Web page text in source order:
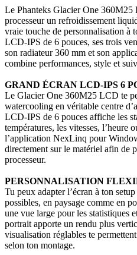
Le Phanteks Glacier One
processeur un refroidissement
vraie touche de personnalisation à
LCD-IPS de 6 pouces, ses trois
son radiateur 360 mm et son
combine performances, style et
GRAND ÉCRAN LCD-IPS 6
Le Glacier One 360M25 LCD te
watercooling en véritable centre
LCD-IPS de 6 pouces affiche les
températures, les vitesses, l’heure
l’application NexLinq pour
directement sur le matériel afin de
processeur.
PERSONNALISATION
Tu peux adapter l’écran à ton
possibles, en paysage comme en
une vue large pour les statistiques
portrait apporte un rendu plus
visualisation réglables te
selon ton montage.